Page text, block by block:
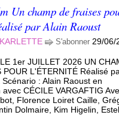
Un champ de fraises
par Alain Raoust
S'abonner 29/06/
1er JUILLET 2026 UN
POUR L'ÉTERNITÉ Réalisé
: Alain Raoust en
CÉCILE VARGAFTIG
Florence Loiret Caille,
Dolmaire, Kim Higelin,